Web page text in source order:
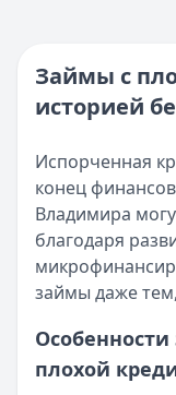
Категория:МФО и
Читать статью
Все статьи
Возврат переплаты
Кратко:Разбираем,
Категория:МФО
Читать новость
Срочный
Кратко:Нужны 15
Опубликовано:5
Категория:МФО
Рекордный рост
Кратко:В III
Займы с
историей
Испорченная
конец
Владимира
благодаря
займы даже
плохой